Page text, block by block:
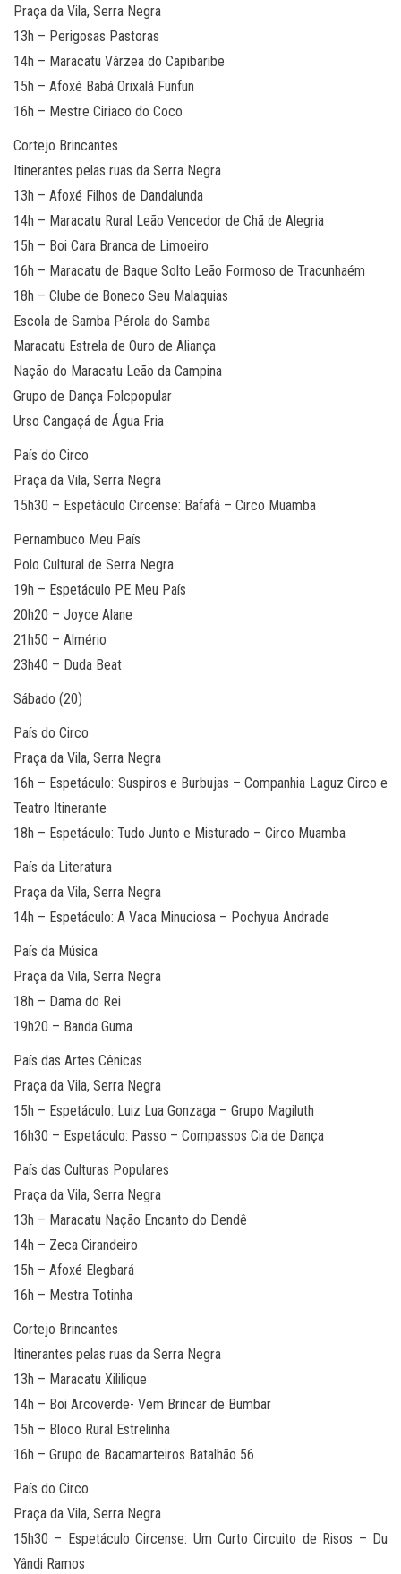
Praça da Vila, Serra Negra
13h – Perigosas Pastoras
14h – Maracatu Várzea do Capibaribe
15h – Afoxé Babá Orixalá Funfun
16h – Mestre Ciriaco do Coco
Cortejo Brincantes
Itinerantes pelas ruas da Serra Negra
13h – Afoxé Filhos de Dandalunda
14h – Maracatu Rural Leão Vencedor de Chã de Alegria
15h – Boi Cara Branca de Limoeiro
16h – Maracatu de Baque Solto Leão Formoso de Tracunhaém
18h – Clube de Boneco Seu Malaquias
Escola de Samba Pérola do Samba
Maracatu Estrela de Ouro de Aliança
Nação do Maracatu Leão da Campina
Grupo de Dança Folcpopular
Urso Cangaçá de Água Fria
País do Circo
Praça da Vila, Serra Negra
15h30 – Espetáculo Circense: Bafafá – Circo Muamba
Pernambuco Meu País
Polo Cultural de Serra Negra
19h – Espetáculo PE Meu País
20h20 – Joyce Alane
21h50 – Almério
23h40 – Duda Beat
Sábado (20)
País do Circo
Praça da Vila, Serra Negra
16h – Espetáculo: Suspiros e Burbujas – Companhia Laguz Circo e
Teatro Itinerante
18h – Espetáculo: Tudo Junto e Misturado – Circo Muamba
País da Literatura
Praça da Vila, Serra Negra
14h – Espetáculo: A Vaca Minuciosa – Pochyua Andrade
País da Música
Praça da Vila, Serra Negra
18h – Dama do Rei
19h20 – Banda Guma
País das Artes Cênicas
Praça da Vila, Serra Negra
15h – Espetáculo: Luiz Lua Gonzaga – Grupo Magiluth
16h30 – Espetáculo: Passo – Compassos Cia de Dança
País das Culturas Populares
Praça da Vila, Serra Negra
13h – Maracatu Nação Encanto do Dendê
14h – Zeca Cirandeiro
15h – Afoxé Elegbará
16h – Mestra Totinha
Cortejo Brincantes
Itinerantes pelas ruas da Serra Negra
13h – Maracatu Xililique
14h – Boi Arcoverde- Vem Brincar de Bumbar
15h – Bloco Rural Estrelinha
16h – Grupo de Bacamarteiros Batalhão 56
País do Circo
Praça da Vila, Serra Negra
15h30 – Espetáculo Circense: Um Curto Circuito de Risos – Du
Yândi Ramos